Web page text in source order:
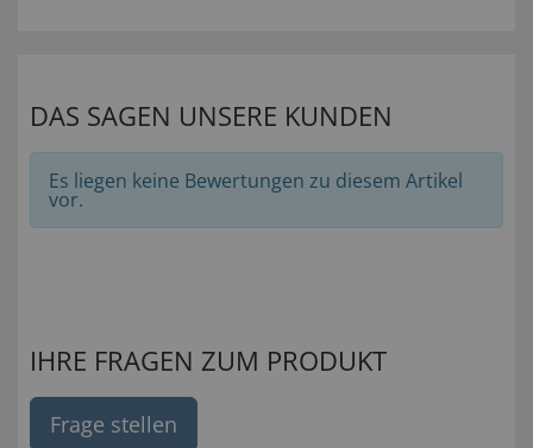
DAS SAGEN UNSERE KUNDEN
Es liegen keine Bewertungen zu diesem Artikel
vor.
IHRE FRAGEN ZUM PRODUKT
Frage stellen